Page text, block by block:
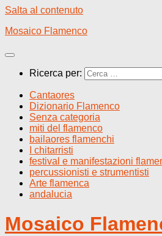
Salta al contenuto
Mosaico Flamenco
Ricerca per:
Cantaores
Dizionario Flamenco
Senza categoria
miti del flamenco
bailaores flamenchi
I chitarristi
festival e manifestazioni
percussionisti e strumentisti
Arte flamenca
andalucia
Mosaico